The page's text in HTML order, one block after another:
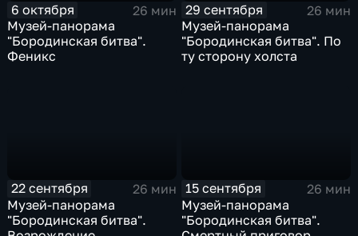
6 октября
26 мин
Музей-панорама
"Бородинская битва".
Феникс
29 сентября
26 мин
Музей-панорама
"Бородинская битва". По
ту сторону холста
22 сентября
26 мин
Музей-панорама
"Бородинская битва".
15 сентября
26 мин
Музей-панорама
"Бородинская битва".